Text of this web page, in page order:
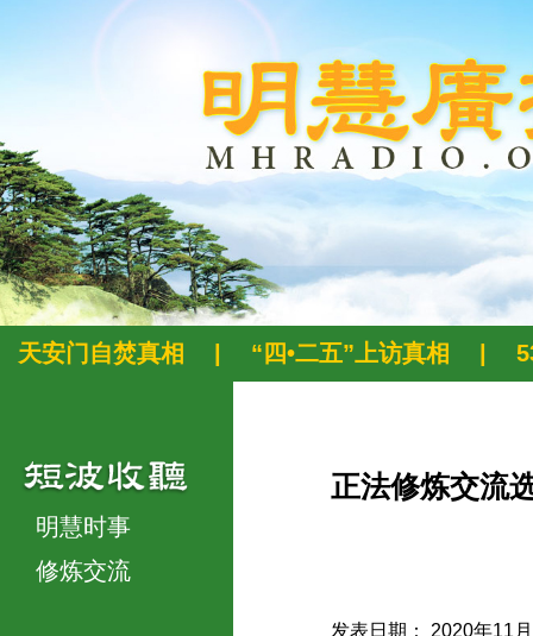
天安门自焚真相 “四•二五”上访真相
明慧时事
修炼交流
正法修炼交流
发表日期： 2020年11